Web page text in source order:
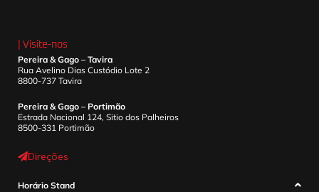
| Visite-nos
Pereira & Gago – Tavira
Rua Avelino Dias Custódio Lote 2
8800-737 Tavira
Pereira & Gago – Portimão
Estrada Nacional 124, Sitio dos Palheiros
8500-331 Portimão
Direções
Horário Stand